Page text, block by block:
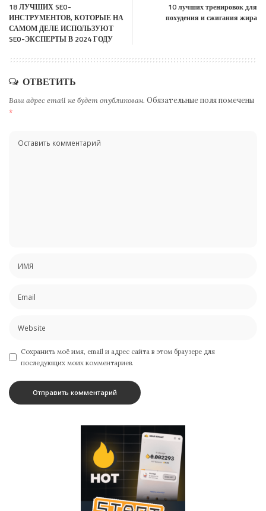
18 ЛУЧШИХ SEO-
ИНСТРУМЕНТОВ, КОТОРЫЕ НА
САМОМ ДЕЛЕ ИСПОЛЬЗУЮТ
SEO-ЭКСПЕРТЫ В 2024 ГОДУ
10 лучших тренировок для
похудения и сжигания жира
ОТВЕТИТЬ
Ваш адрес email не будет опубликован. Обязательные поля помечены
*
Сохранить моё имя, email и адрес сайта в этом браузере для
последующих моих комментариев.